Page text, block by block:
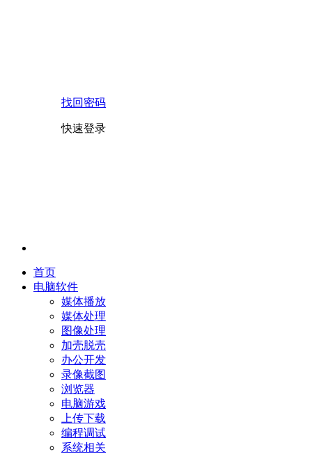
找回密码
快速登录
首页
电脑软件
媒体播放
媒体处理
图像处理
加壳脱壳
办公开发
录像截图
浏览器
电脑游戏
上传下载
编程调试
系统相关